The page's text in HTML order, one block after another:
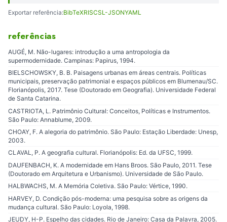
Exportar referência:BibTeXRISCSL-JSONYAML
referências
AUGÉ, M. Não-lugares: introdução a uma antropologia da
supermodernidade. Campinas: Papirus, 1994.
BIELSCHOWSKY, B. B. Paisagens urbanas em áreas centrais. Políticas
municipais, preservação patrimonial e espaços públicos em Blumenau/SC.
Florianópolis, 2017. Tese (Doutorado em Geografia). Universidade Federal
de Santa Catarina.
CASTRIOTA, L. Patrimônio Cultural: Conceitos, Políticas e Instrumentos.
São Paulo: Annablume, 2009.
CHOAY, F. A alegoria do patrimônio. São Paulo: Estação Liberdade: Unesp,
2003.
CLAVAL, P. A geografia cultural. Florianópolis: Ed. da UFSC, 1999.
DAUFENBACH, K. A modernidade em Hans Broos. São Paulo, 2011. Tese
(Doutorado em Arquitetura e Urbanismo). Universidade de São Paulo.
HALBWACHS, M. A Memória Coletiva. São Paulo: Vértice, 1990.
HARVEY, D. Condição pós-moderna: uma pesquisa sobre as origens da
mudança cultural. São Paulo: Loyola, 1998.
JEUDY, H-P. Espelho das cidades. Rio de Janeiro: Casa da Palavra, 2005.